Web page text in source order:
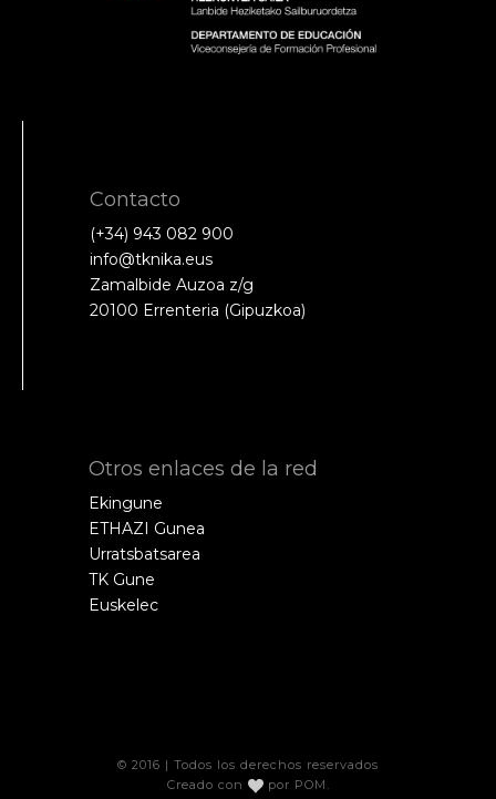
Contacto
(+34) 943 082 900
info@tknika.eus
Zamalbide Auzoa z/g
20100 Errenteria (Gipuzkoa)
Otros enlaces de la red
Ekingune
ETHAZI Gunea
Urratsbatsarea
TK Gune
Euskelec
© 2016 | Todos los derechos reservados
Creado con
por POM .